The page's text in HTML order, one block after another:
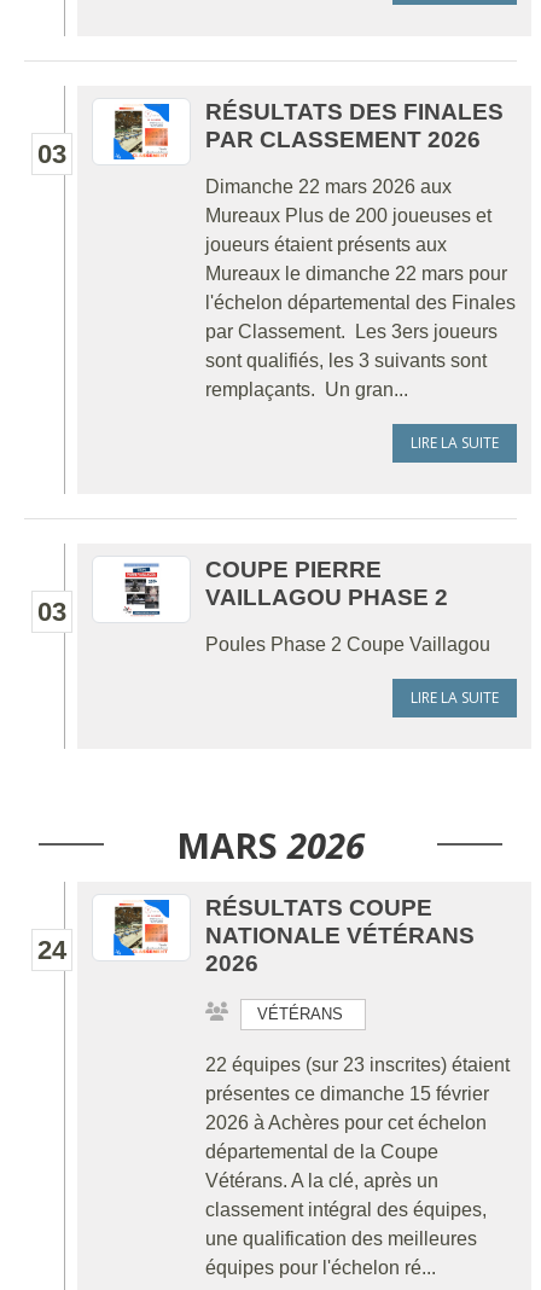
03
RÉSULTATS DES FINALES
PAR CLASSEMENT 2026
Dimanche 22 mars 2026 aux
Mureaux Plus de 200 joueuses et
joueurs étaient présents aux
Mureaux le dimanche 22 mars pour
l'échelon départemental des Finales
par Classement. Les 3ers joueurs
sont qualifiés, les 3 suivants sont
remplaçants. Un gran...
LIRE LA SUITE
03
COUPE PIERRE
VAILLAGOU PHASE 2
Poules Phase 2 Coupe Vaillagou
LIRE LA SUITE
MARS 2026
24
RÉSULTATS COUPE
NATIONALE VÉTÉRANS
2026
VÉTÉRANS
22 équipes (sur 23 inscrites) étaient
présentes ce dimanche 15 février
2026 à Achères pour cet échelon
départemental de la Coupe
Vétérans. A la clé, après un
classement intégral des équipes,
une qualification des meilleures
équipes pour l'échelon ré...